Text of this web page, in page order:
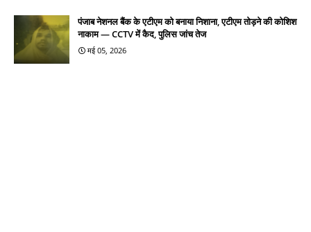
पंजाब नेशनल बैंक के एटीएम को बनाया निशाना, एटीएम तोड़ने की कोशिश
नाकाम — CCTV में कैद, पुलिस जांच तेज
मई 05, 2026